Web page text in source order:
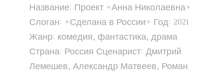
Название: Проект «Анна Николаевна»
Слоган: «Сделана в России» Год: 2021
Жанр: комедия, фантастика, драма
Страна: Россия Сценарист: Дмитрий
Лемешев, Александр Матвеев, Роман